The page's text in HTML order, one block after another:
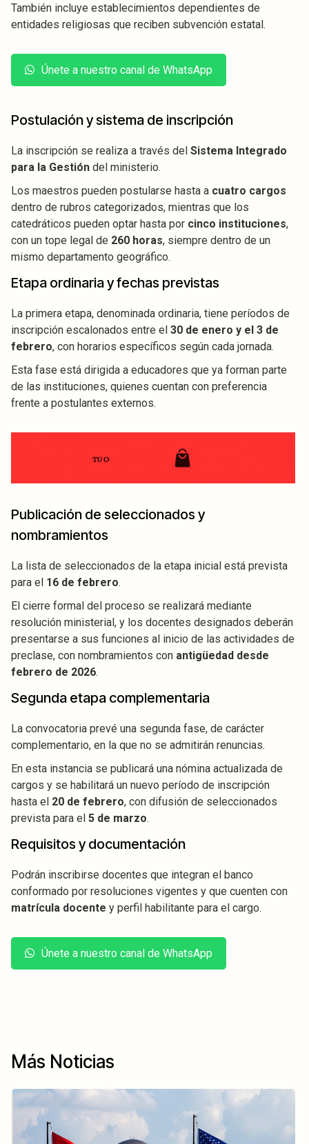
También incluye establecimientos dependientes de
entidades religiosas que reciben subvención estatal.
Únete a nuestro canal de WhatsApp
Postulación y sistema de inscripción
La inscripción se realiza a través del Sistema Integrado
para la Gestión del ministerio.
Los maestros pueden postularse hasta a cuatro cargos
dentro de rubros categorizados, mientras que los
catedráticos pueden optar hasta por cinco instituciones,
con un tope legal de 260 horas, siempre dentro de un
mismo departamento geográfico.
Etapa ordinaria y fechas previstas
La primera etapa, denominada ordinaria, tiene períodos de
inscripción escalonados entre el 30 de enero y el 3 de
febrero, con horarios específicos según cada jornada.
Esta fase está dirigida a educadores que ya forman parte
de las instituciones, quienes cuentan con preferencia
frente a postulantes externos.
Publicación de seleccionados y
nombramientos
La lista de seleccionados de la etapa inicial está prevista
para el 16 de febrero.
El cierre formal del proceso se realizará mediante
resolución ministerial, y los docentes designados deberán
presentarse a sus funciones al inicio de las actividades de
preclase, con nombramientos con antigüedad desde
febrero de 2026.
Segunda etapa complementaria
La convocatoria prevé una segunda fase, de carácter
complementario, en la que no se admitirán renuncias.
En esta instancia se publicará una nómina actualizada de
cargos y se habilitará un nuevo período de inscripción
hasta el 20 de febrero, con difusión de seleccionados
prevista para el 5 de marzo.
Requisitos y documentación
Podrán inscribirse docentes que integran el banco
conformado por resoluciones vigentes y que cuenten con
matrícula docente y perfil habilitante para el cargo.
Únete a nuestro canal de WhatsApp
Más Noticias